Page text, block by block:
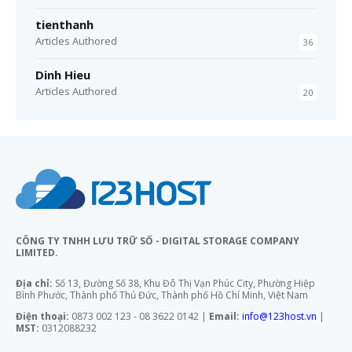
tienthanh
Articles Authored 36
Dinh Hieu
Articles Authored 20
CÔNG TY TNHH LƯU TRỮ SỐ - DIGITAL STORAGE COMPANY
LIMITED.
Địa chỉ: Số 13, Đường Số 38, Khu Đô Thị Vạn Phúc City, Phường Hiệp
Bình Phước, Thành phố Thủ Đức, Thành phố Hồ Chí Minh, Việt Nam
Điện thoại: 0873 002 123 - 08 3622 0142 | Email: info@123host.vn |
MST: 0312088232